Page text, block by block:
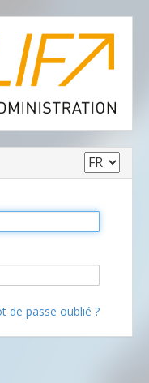
de passe oublié ?